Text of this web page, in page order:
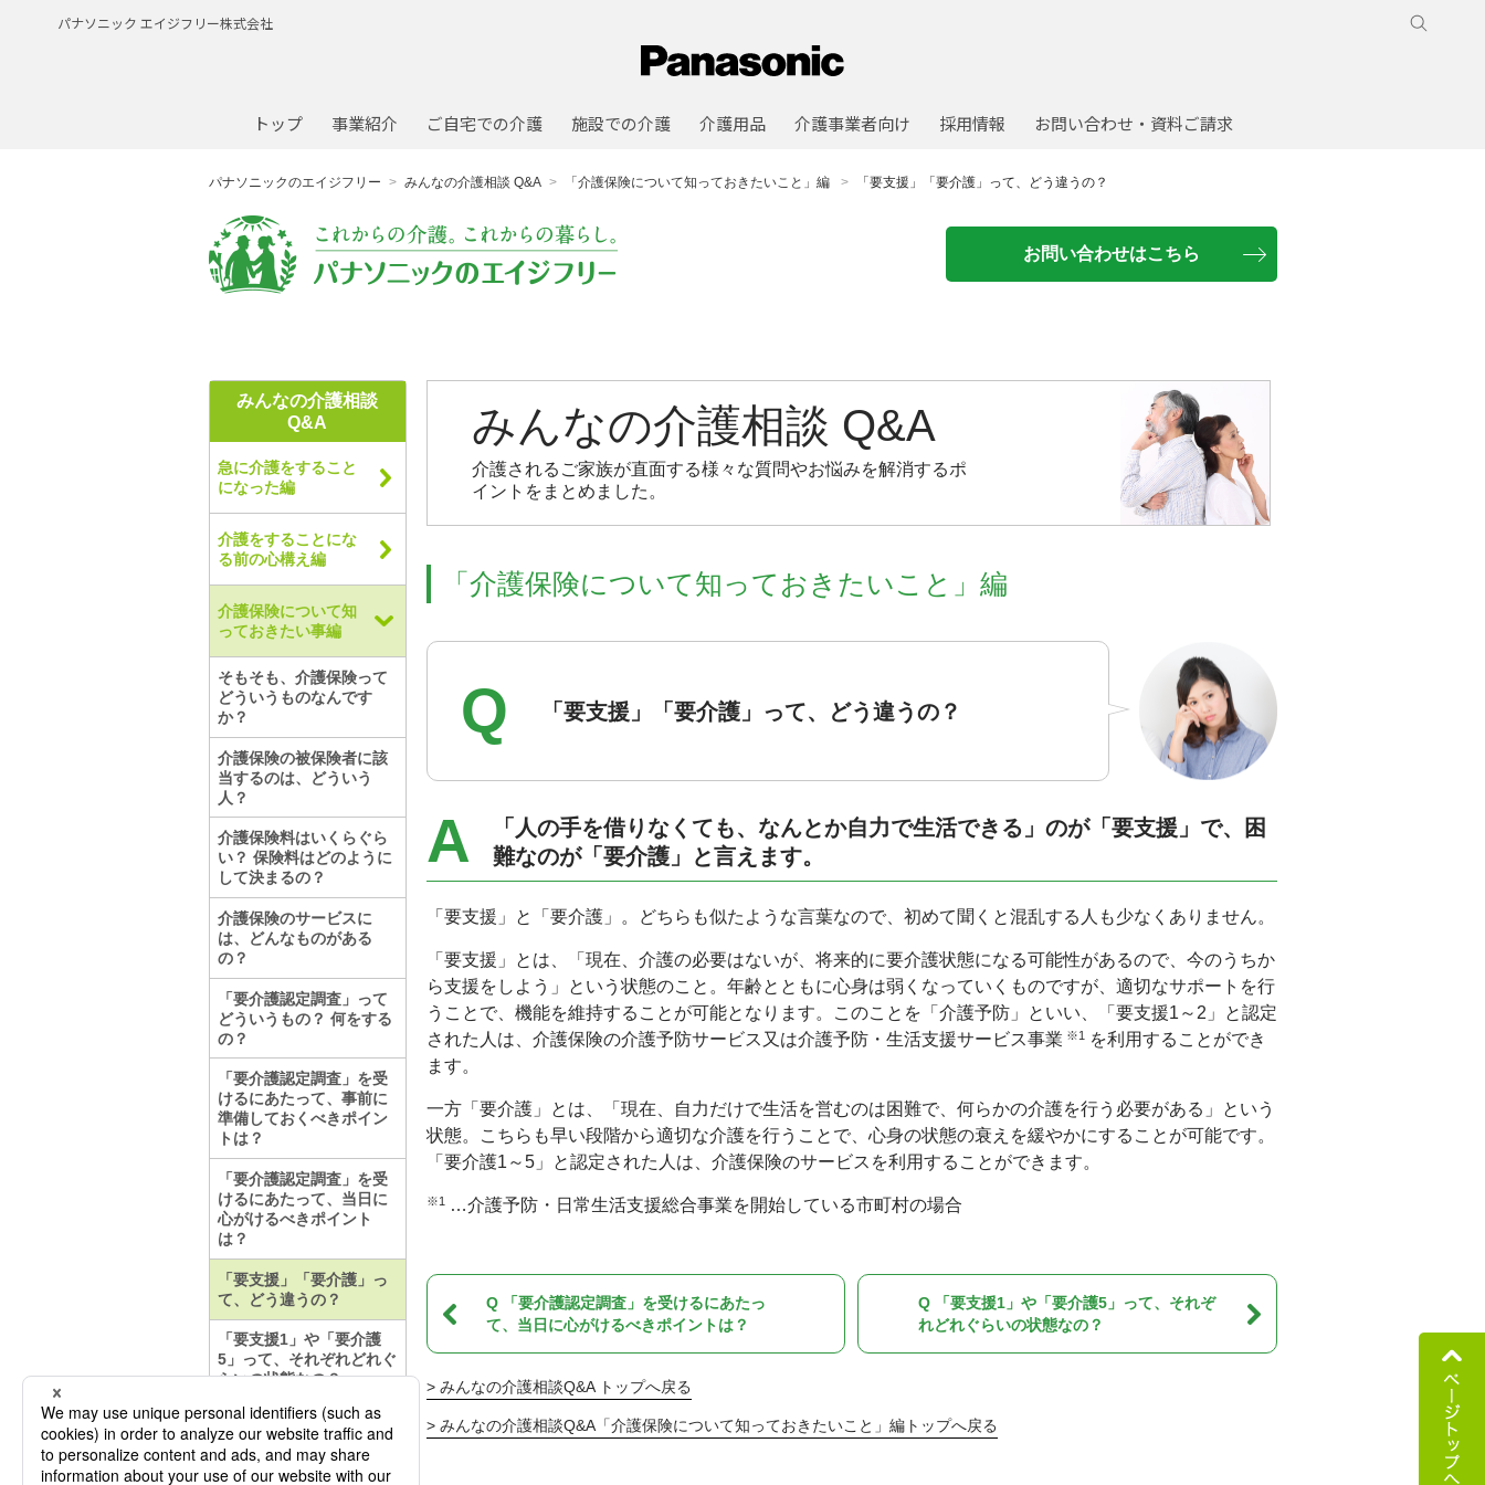
パナソニック エイジフリー株式会社
トップ 事業紹介 ご自宅での介護 施設での介護 介護用品 介護事業者向け 採用情報 お問い合わせ・資料ご請求
パナソニックのエイジフリー みんなの介護相談 Q&A 「介護保険について知っておきたいこと」編 「要支援」「要介護」って、どう違うの？
お問い合わせはこちら
みんなの介護相談 Q&A
介護されるご家族が直面する様々な質問やお悩みを解消するポ
イントをまとめました。
「介護保険について知っておきたいこと」編
Q 「要支援」「要介護」って、どう違うの？
A
「人の手を借りなくても、なんとか自力で生活できる」のが「要支援」で、困
難なのが「要介護」と言えます。
「要支援」と「要介護」。どちらも似たような言葉なので、初めて聞くと混乱する人も少なくありません。
「要支援」とは、「現在、介護の必要はないが、将来的に要介護状態になる可能性があるので、今のうちか
ら支援をしよう」という状態のこと。年齢とともに心身は弱くなっていくものですが、適切なサポートを行
うことで、機能を維持することが可能となります。このことを「介護予防」といい、「要支援1～2」と認定
された人は、介護保険の介護予防サービス又は介護予防・生活支援サービス事業 ※1を利用することができ
ます。
一方「要介護」とは、「現在、自力だけで生活を営むのは困難で、何らかの介護を行う必要がある」という
状態。こちらも早い段階から適切な介護を行うことで、心身の状態の衰えを緩やかにすることが可能です。
「要介護1～5」と認定された人は、介護保険のサービスを利用することができます。
※1…介護予防・日常生活支援総合事業を開始している市町村の場合
Q 「要介護認定調査」を受けるにあたっ
て、当日に心がけるべきポイントは？
Q 「要支援1」や「要介護5」って、それぞ
れどれぐらいの状態なの？
みんなの介護相談Q&A トップへ戻る
みんなの介護相談Q&A「介護保険について知っておきたいこと」編トップへ戻る
みんなの介護相談
Q&A
急に介護をすること
になった編
介護をすることにな
る前の心構え編
介護保険について知
っておきたい事編
そもそも、介護保険って
どういうものなんです
か？
介護保険の被保険者に該
当するのは、どういう
人？
介護保険料はいくらぐら
い？ 保険料はどのように
して決まるの？
介護保険のサービスに
は、どんなものがある
の？
「要介護認定調査」って
どういうもの？ 何をする
の？
「要介護認定調査」を受
けるにあたって、事前に
準備しておくべきポイン
トは？
「要介護認定調査」を受
けるにあたって、当日に
心がけるべきポイント
は？
「要支援」「要介護」っ
て、どう違うの？
「要支援1」や「要介護
5」って、それぞれどれぐ
らいの状態なの？